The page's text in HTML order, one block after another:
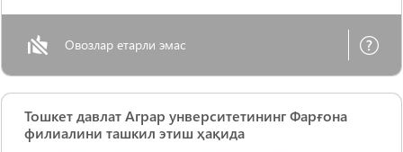
Овозлар етарли эмас
Тошкет давлат Аграр унверситетининг Фарғона
филиалини ташкил этиш ҳақида